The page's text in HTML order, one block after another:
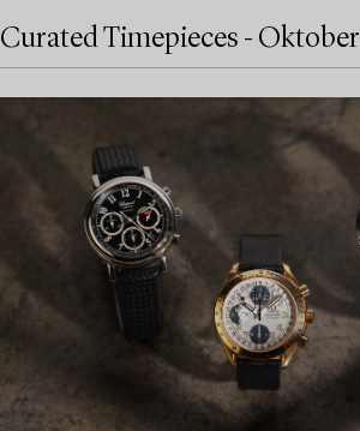
Curated Timepieces - Oktober